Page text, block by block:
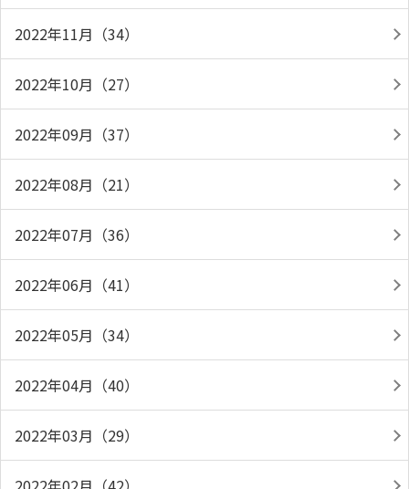
2022年11月（34）
2022年10月（27）
2022年09月（37）
2022年08月（21）
2022年07月（36）
2022年06月（41）
2022年05月（34）
2022年04月（40）
2022年03月（29）